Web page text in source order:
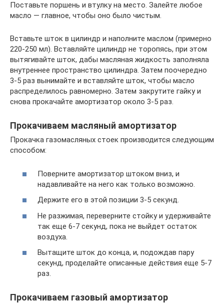
Поставьте поршень и втулку на место. Залейте любое
масло — главное, чтобы оно было чистым.
Вставьте шток в цилиндр и наполните маслом (примерно
220-250 мл). Вставляйте цилиндр не торопясь, при этом
вытягивайте шток, дабы масляная жидкость заполняла
внутреннее пространство цилиндра. Затем поочередно
3-5 раз вынимайте и вставляйте шток, чтобы масло
распределилось равномерно. Затем закрутите гайку и
снова прокачайте амортизатор около 3-5 раз.
Прокачиваем масляный амортизатор
Прокачка газомасляных стоек производится следующим
способом:
Поверните амортизатор штоком вниз, и
надавливайте на него как только возможно.
Держите его в этой позиции 3-5 секунд.
Не разжимая, переверните стойку и удерживайте
так еще 6-7 секунд, пока не выйдет остаток
воздуха.
Вытащите шток до конца, и, подождав пару
секунд, проделайте описанные действия еще 5-7
раз.
Прокачиваем газовый амортизатор